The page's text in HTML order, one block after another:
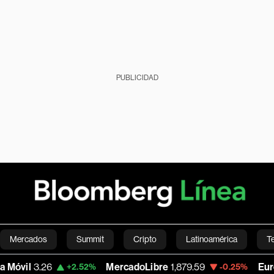
PUBLICIDAD
Mercados Summit Cripto Latinoamérica
Economía Estilo de vida Mundo Videos
+2.52% MercadoLibre 1,879.59 -0.25% Euro/Dólar